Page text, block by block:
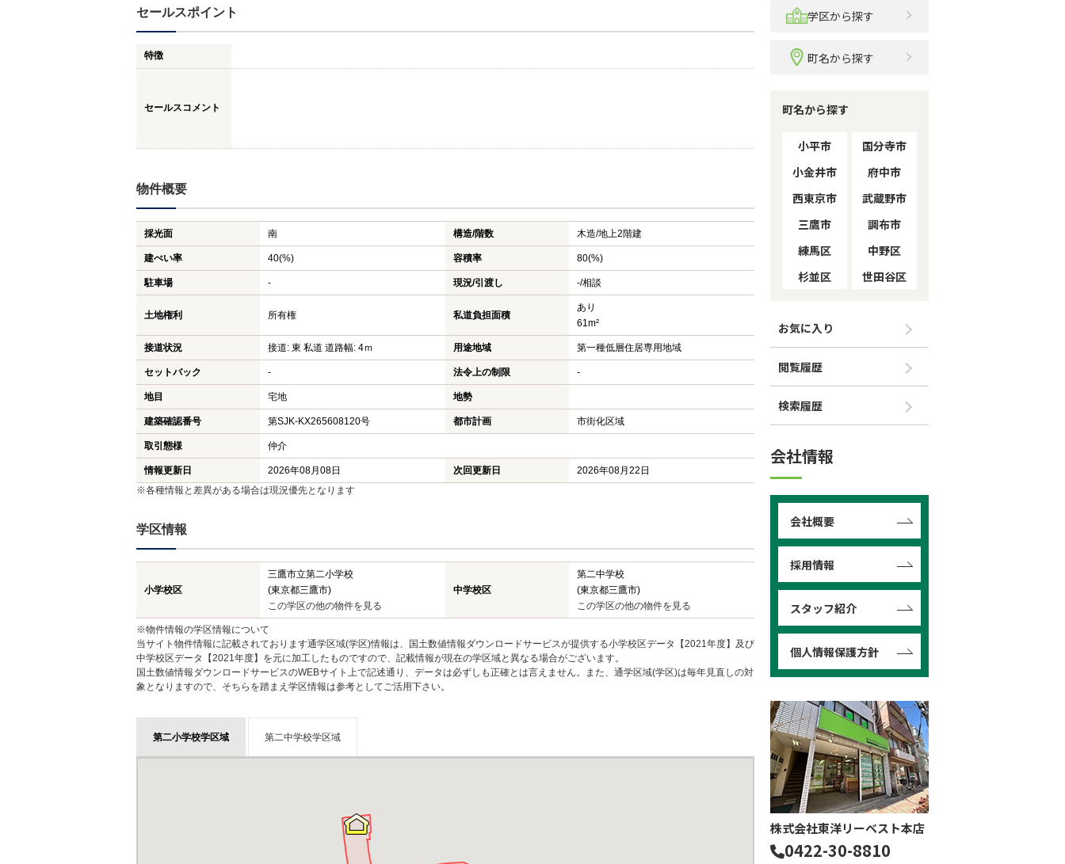
セールスポイント
特徴
セールスコメント
物件概要
採光面 南 構造/階数 木造/地上2階建
建ぺい率 40(%) 容積率 80(%)
駐車場 - 現況/引渡し -/相談
土地権利 所有権 私道負担面積
あり
61m²
接道状況 接道: 東 私道 道路幅: 4ｍ 用途地域 第一種低層住居専用地域
セットバック - 法令上の制限 -
地目 宅地 地勢
建築確認番号 第SJK-KX265608120号 都市計画 市街化区域
取引態様 仲介
情報更新日 2026年08月08日 次回更新日
2026年08月22日
※各種情報と差異がある場合は現況優先となります
学区情報
小学校区
三鷹市立第二小学校
(東京都三鷹市)
この学区の他の物件を見る
中学校区
第二中学校
(東京都三鷹市)
この学区の他の物件を見る
※物件情報の学区情報について
当サイト物件情報に記載されております通学区域(学区)情報は、国土数値情報ダウンロードサービスが提供する小学校区データ【2021年度】及び
中学校区データ【2021年度】を元に加工したものですので、記載情報が現在の学区域と異なる場合がございます。
国土数値情報ダウンロードサービスのWEBサイト上で記述通り、データは必ずしも正確とは言えません。また、通学区域(学区)は毎年見直しの対
象となりますので、そちらを踏まえ学区情報は参考としてご活用下さい。
第二小学校学区域 第二中学校学区域
学区から探す
町名から探す
町名から探す
小平市
国分寺市
小金井市
府中市
西東京市
武蔵野市
三鷹市
調布市
練馬区
中野区
杉並区
世田谷区
お気に入り
閲覧履歴
検索履歴
会社情報
会社概要
採用情報
スタッフ紹介
個人情報保護方針
株式会社東洋リーベスト本店
0422-30-8810